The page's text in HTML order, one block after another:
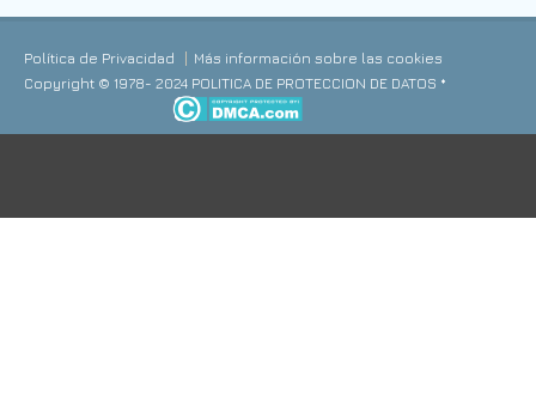
Política de Privacidad
Más información sobre las cookies
Copyright © 1978- 2024 POLITICA DE PROTECCION DE DATOS *